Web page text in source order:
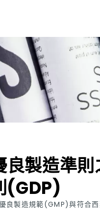
製造準
(GDP)
良製造規範(GMP)與符合